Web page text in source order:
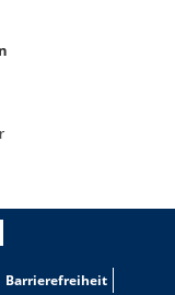
Barrierefreiheit